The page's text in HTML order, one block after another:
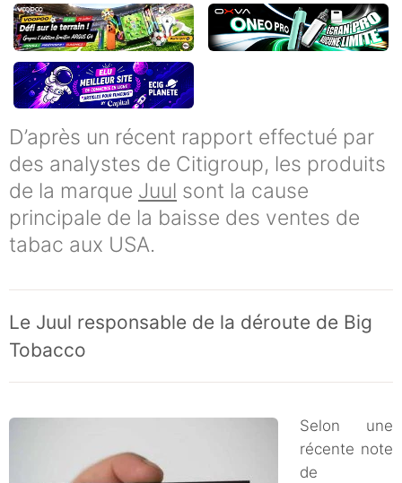
D’après un récent rapport effectué par
des analystes de Citigroup, les produits
de la marque Juul sont la cause
principale de la baisse des ventes de
tabac aux USA.
Le Juul responsable de la déroute de Big
Tobacco
Selon une
récente note
de